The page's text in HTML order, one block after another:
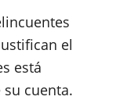
el
está
cuenta.